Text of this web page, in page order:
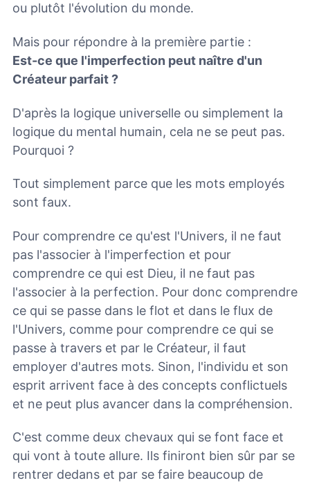
ou plutôt l'évolution du monde.
Mais pour répondre à la première partie :
Est-ce que l'imperfection peut naître d'un
Créateur parfait ?
D'après la logique universelle ou simplement la
logique du mental humain, cela ne se peut pas.
Pourquoi ?
Tout simplement parce que les mots employés
sont faux.
Pour comprendre ce qu'est l'Univers, il ne faut
pas l'associer à l'imperfection et pour
comprendre ce qui est Dieu, il ne faut pas
l'associer à la perfection. Pour donc comprendre
ce qui se passe dans le flot et dans le flux de
l'Univers, comme pour comprendre ce qui se
passe à travers et par le Créateur, il faut
employer d'autres mots. Sinon, l'individu et son
esprit arrivent face à des concepts conflictuels
et ne peut plus avancer dans la compréhension.
C'est comme deux chevaux qui se font face et
qui vont à toute allure. Ils finiront bien sûr par se
rentrer dedans et par se faire beaucoup de